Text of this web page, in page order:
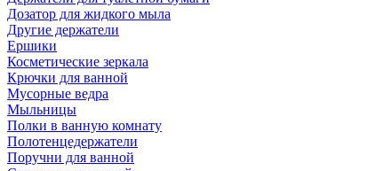
Дозатор для жидкого мыла
Другие держатели
Ершики
Косметические зеркала
Крючки для ванной
Мусорные ведра
Мыльницы
Полки в ванную комнату
Полотенцедержатели
Поручни для ванной